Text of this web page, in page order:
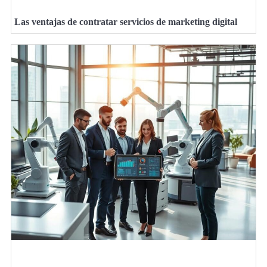
Las ventajas de contratar servicios de marketing digital